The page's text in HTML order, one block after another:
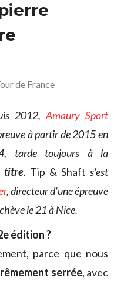
de France
2012,Amaury Sport
à partir de 2015 en
tarde toujours à la
titre. Tip & Shaft s’est
, directeur d’une épreuve
le 21 à Nice.
édition ?
parce que nous
serrée, avec